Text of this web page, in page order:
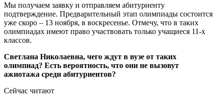
Мы получаем заявку и отправляем абитуриенту
подтверждение. Предварительный этап олимпиады состоится
уже скоро – 13 ноября, в воскресенье. Отмечу, что в таких
олимпиадах имеют право участвовать только учащиеся 11-х
классов.
Светлана Николаевна, чего ждут в вузе от таких
олимпиад? Есть вероятность, что они не вызовут
ажиотажа среди абитуриентов?
Сейчас читают